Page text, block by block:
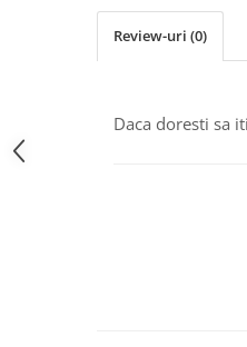
TOATE PRODUSELE
Review-uri (0)
Daca doresti sa